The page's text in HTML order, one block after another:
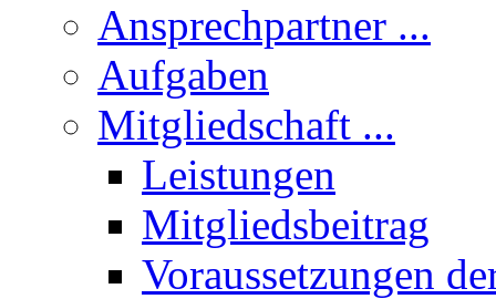
Ansprechpartner ...
Aufgaben
Mitgliedschaft ...
Leistungen
Mitgliedsbeitrag
Voraussetzungen